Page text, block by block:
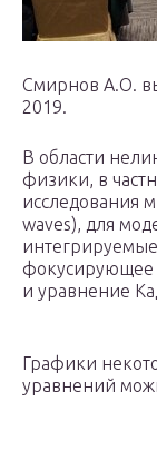
Смирнов А.О.
2019.
В области
физики, в
исследования
waves), для
фокусирующее
и уравнение
Графики
уравнений